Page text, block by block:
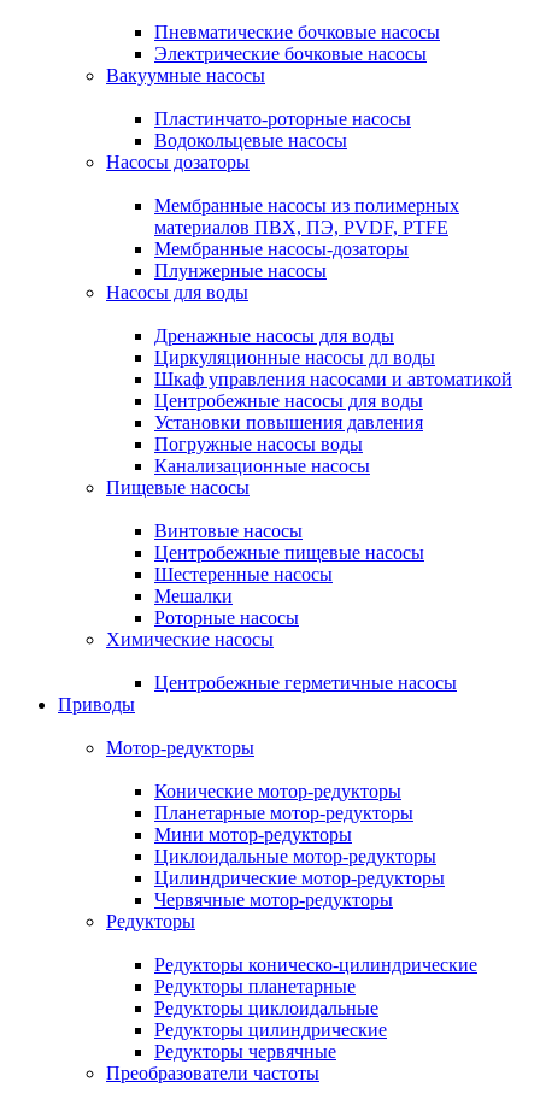
Пневматические бочковые насосы
Электрические бочковые насосы
Вакуумные насосы
Пластинчато-роторные насосы
Водокольцевые насосы
Насосы дозаторы
Мембранные насосы из полимерных
материалов ПВХ, ПЭ, PVDF, PTFE
Мембранные насосы-дозаторы
Плунжерные насосы
Насосы для воды
Дренажные насосы для воды
Циркуляционные насосы дл воды
Шкаф управления насосами и автоматикой
Центробежные насосы для воды
Установки повышения давления
Погружные насосы воды
Канализационные насосы
Пищевые насосы
Винтовые насосы
Центробежные пищевые насосы
Шестеренные насосы
Мешалки
Роторные насосы
Химические насосы
Центробежные герметичные насосы
Приводы
Мотор-редукторы
Конические мотор-редукторы
Планетарные мотор-редукторы
Мини мотор-редукторы
Циклоидальные мотор-редукторы
Цилиндрические мотор-редукторы
Червячные мотор-редукторы
Редукторы
Редукторы коническо-цилиндрические
Редукторы планетарные
Редукторы циклоидальные
Редукторы цилиндрические
Редукторы червячные
Преобразователи частоты